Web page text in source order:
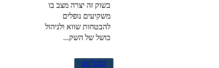
בשוק זה יצרה מצב בו
משקיעים נופלים
להבטחות שווא ולניהול
כושל של השק...
כלכליסט